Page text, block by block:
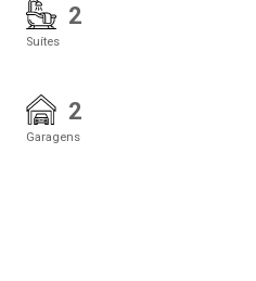
2
Suítes
2
Garagens